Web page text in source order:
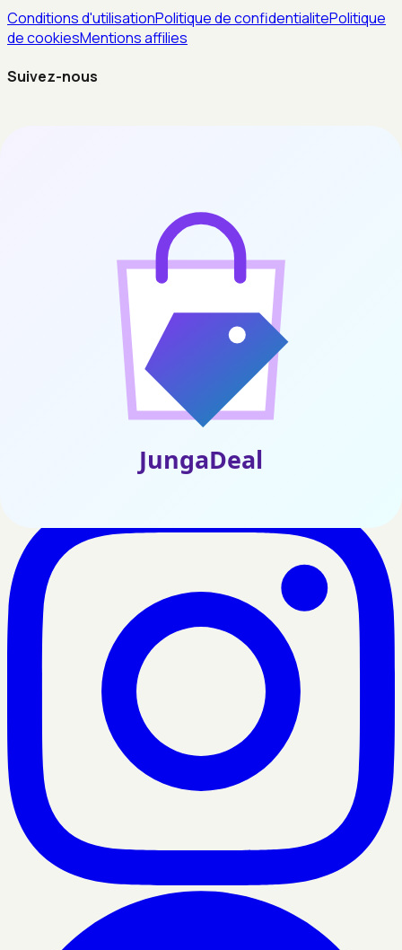
Conditions d'utilisationPolitique de confidentialitePolitique
de cookiesMentions affilies
Suivez-nous